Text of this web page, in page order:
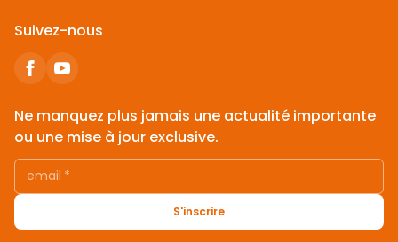
Suivez-nous
Ne manquez plus jamais une actualité importante
ou une mise à jour exclusive.
email *
S'inscrire